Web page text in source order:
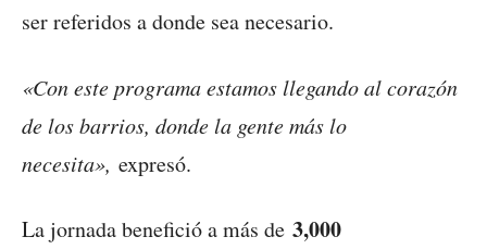
ser referidos a donde sea necesario.
«Con este programa estamos llegando al corazón
de los barrios, donde la gente más lo
necesita», expresó.
La jornada benefició a más de 3,000